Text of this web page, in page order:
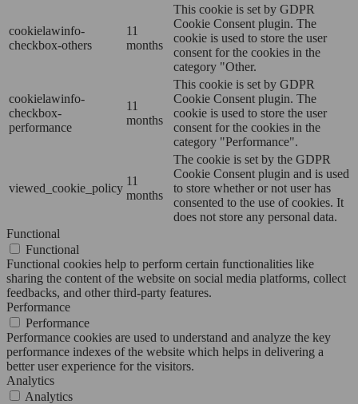
cookielawinfo-
checkbox-others
11
months
This cookie is set by GDPR
Cookie Consent plugin. The
cookie is used to store the user
consent for the cookies in the
category "Other.
cookielawinfo-
checkbox-
performance
11
months
This cookie is set by GDPR
Cookie Consent plugin. The
cookie is used to store the user
consent for the cookies in the
category "Performance".
viewed_cookie_policy
11
months
The cookie is set by the GDPR
Cookie Consent plugin and is used
to store whether or not user has
consented to the use of cookies. It
does not store any personal data.
Functional
Functional
Functional cookies help to perform certain functionalities like
sharing the content of the website on social media platforms, collect
feedbacks, and other third-party features.
Performance
Performance
Performance cookies are used to understand and analyze the key
performance indexes of the website which helps in delivering a
better user experience for the visitors.
Analytics
Analytics